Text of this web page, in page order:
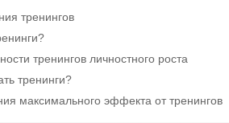
тренингов
тренингов личностного роста
тренинги?
максимального эффекта от тренингов